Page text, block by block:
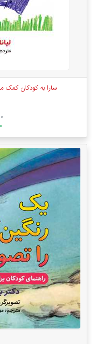
سارا به کودکان کمک